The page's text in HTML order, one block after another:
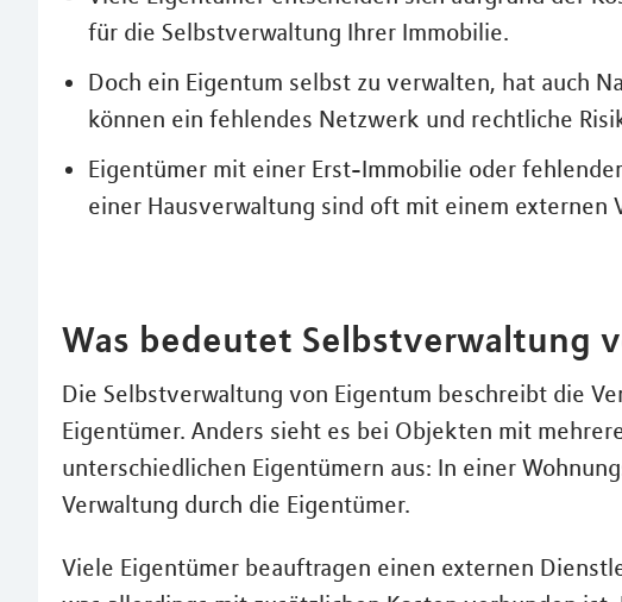
für die Selbstverwaltung Ihrer Immobilie.
Doch ein Eigentum selbst zu verwalten, hat auch
können ein fehlendes Netzwerk und rechtliche
Eigentümer mit einer Erst-Immobilie oder
einer Hausverwaltung sind oft mit einem externen
Was bedeutet Selbstverwaltung
Die Selbstverwaltung von Eigentum beschreibt die
Eigentümer. Anders sieht es bei Objekten mit
unterschiedlichen Eigentümern aus: In einer
Verwaltung durch die Eigentümer.
Viele Eigentümer beauftragen einen externen